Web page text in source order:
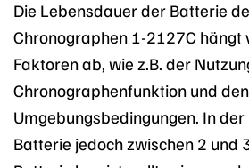
Die Lebensdauer der Batterie
Chronographen 1-2127C hängt
Faktoren ab, wie z.B. der
Chronographenfunktion und den
Umgebungsbedingungen. In der
Batterie jedoch zwischen 2 und